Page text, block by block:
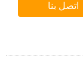
اتصل بنا